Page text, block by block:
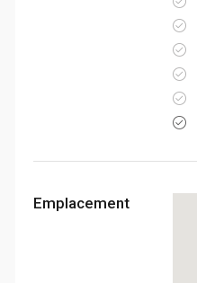
Emplacement